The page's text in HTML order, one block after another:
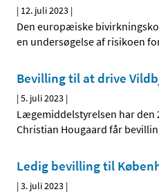
| 12. juli 2023 |
Den europæiske
en undersøgelse af risikoen
Bevilling til at drive
|5. juli 2023 |
Lægemiddelstyrelsen har den
Christian Hougaard får
Ledig bevilling til
|3. juli 2023 |